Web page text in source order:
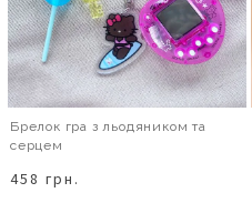
Брелок гра з льодяником та
серцем
458 грн.